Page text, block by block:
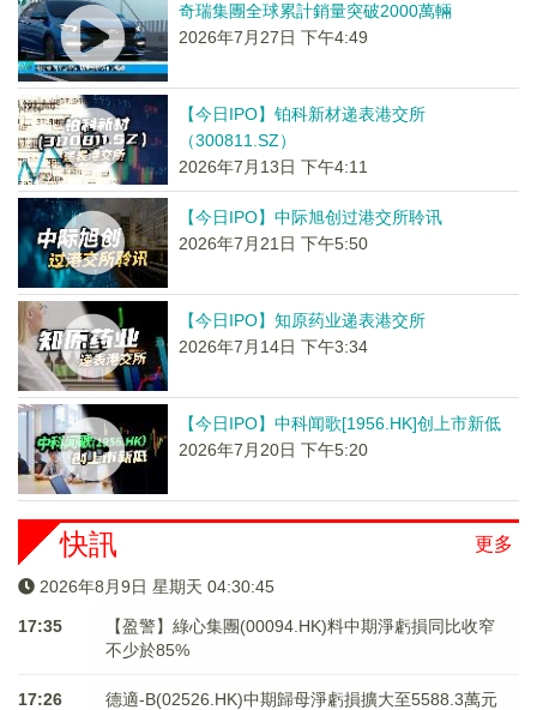
奇瑞集團全球累計銷量突破2000萬輛
2026年7月27日 下午4:49
【今日IPO】铂科新材递表港交所
（300811.SZ）
2026年7月13日 下午4:11
【今日IPO】中际旭创过港交所聆讯
2026年7月21日 下午5:50
【今日IPO】知原药业递表港交所
2026年7月14日 下午3:34
【今日IPO】中科闻歌[1956.HK]创上市新低
2026年7月20日 下午5:20
更多
快訊
2026年8月9日 星期天 04:30:45
17:35
【盈警】綠心集團(00094.HK)料中期淨虧損同比收窄
不少於85%
17:26 德適-B(02526.HK)中期歸母淨虧損擴大至5588.3萬元